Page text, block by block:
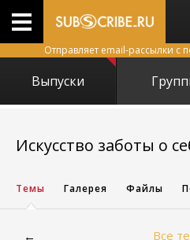
Отправляет email-рассылки с
Выпуски
Искусство заботы о
Темы Галерея Файлы
← Все